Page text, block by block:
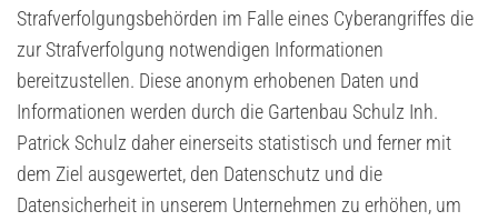
Strafverfolgungsbehörden im Falle eines Cyberangriffes die
zur Strafverfolgung notwendigen Informationen
bereitzustellen. Diese anonym erhobenen Daten und
Informationen werden durch die Gartenbau Schulz Inh.
Patrick Schulz daher einerseits statistisch und ferner mit
dem Ziel ausgewertet, den Datenschutz und die
Datensicherheit in unserem Unternehmen zu erhöhen, um